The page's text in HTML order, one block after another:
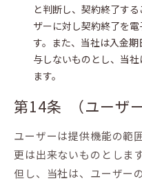
と判断し、契約終了す
ザーに対し契約終了を
す。また、当社は入金
与しないものとし、当
ます。
第14条 （ユーザ
ユーザーは提供機能の範
更は出来ないものとします
但し、当社は、ユーザー